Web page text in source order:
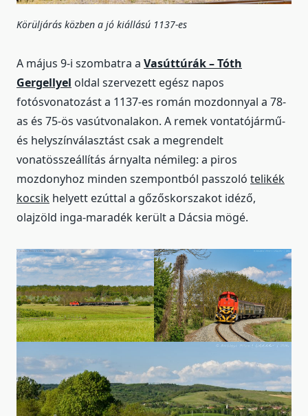
Körüljárás közben a jó kiállású 1137-es
A május 9-i szombatra a Vasúttúrák – Tóth
Gergellyel oldal szervezett egész napos
fotósvonatozást a 1137-es román mozdonnyal a 78-
as és 75-ös vasútvonalakon. A remek vontatójármű-
és helyszínválasztást csak a megrendelt
vonatösszeállítás árnyalta némileg: a piros
mozdonyhoz minden szempontból passzoló telikék
kocsik helyett ezúttal a gőzőskorszakot idéző,
olajzöld inga-maradék került a Dácsia mögé.